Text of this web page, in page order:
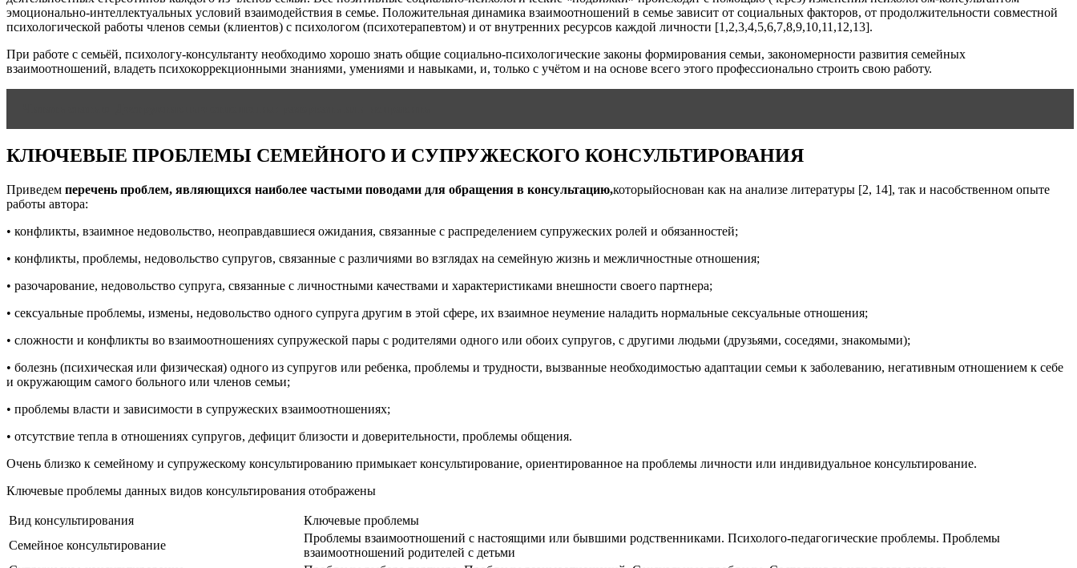
эмоционально-интеллектуальных условий взаимодействия в семье. Положительная динамика взаимоотношений в семье зависит от социальных факторов, от продолжительности совместной
психологической работы членов семьи (клиентов) с психологом (психотерапевтом) и от внутренних ресурсов каждой личности [1,2,3,4,5,6,7,8,9,10,11,12,13].
При работе с семьёй, психологу-консультанту необходимо хорошо знать общие социально-психологические законы формирования семьи, закономерности развития семейных
взаимоотношений, владеть психокоррекционными знаниями, умениями и навыками, и, только с учётом и на основе всего этого профессионально строить свою работу.
КЛЮЧЕВЫЕ ПРОБЛЕМЫ СЕМЕЙНОГО И СУПРУЖЕСКОГО КОНСУЛЬТИРОВАНИЯ
Приведем перечень проблем, являющихся наиболее частыми поводами для обращения в консультацию,которыйоснован как на анализе литературы [2, 14], так и насобственном опыте
работы автора:
• конфликты, взаимное недовольство, неоправдавшиеся ожидания, связанные с распределением супружеских ролей и обязанностей;
• конфликты, проблемы, недовольство супругов, связанные с различиями во взглядах на семейную жизнь и межличностные отношения;
• разочарование, недовольство супруга, связанные с личностными качествами и характеристиками внешности своего партнера;
• сексуальные проблемы, измены, недовольство одного супруга другим в этой сфере, их взаимное неумение наладить нормальные сексуальные отношения;
• сложности и конфликты во взаимоотношениях супружеской пары с родителями одного или обоих супругов, с другими людьми (друзьями, соседями, знакомыми);
• болезнь (психическая или физическая) одного из супругов или ребенка, проблемы и трудности, вызванные необходимостью адаптации семьи к заболеванию, негативным отношением к себе
и окружающим самого больного или членов семьи;
• проблемы власти и зависимости в супружеских взаимоотношениях;
• отсутствие тепла в отношениях супругов, дефицит близости и доверительности, проблемы общения.
Очень близко к семейному и супружескому консультированию примыкает консультирование, ориентированное на проблемы личности или индивидуальное консультирование.
Ключевые проблемы данных видов консультирования отображены
Вид консультирования
Ключевые проблемы
Семейное консультирование
Проблемы взаимоотношений с настоящими или бывшими родственниками. Психолого-педагогические проблемы. Проблемы
взаимоотношений родителей с детьми